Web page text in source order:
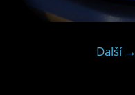
Další →